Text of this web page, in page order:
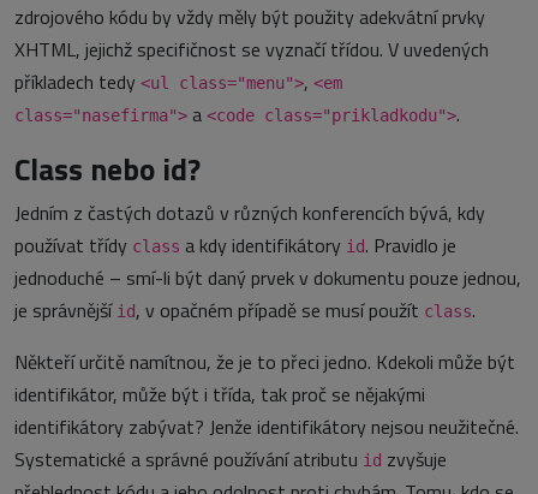
zdrojového kódu by vždy měly být použity adekvátní prvky
XHTML, jejichž specifičnost se vyznačí třídou. V uvedených
příkladech tedy <ul class="menu">, <em
class="nasefirma"> a <code class="prikladkodu">.
Class nebo id?
Jedním z častých dotazů v různých konferencích bývá, kdy
používat třídy class a kdy identifikátory id. Pravidlo je
jednoduché – smí-li být daný prvek v dokumentu pouze jednou,
je správnější id, v opačném případě se musí použít class.
Někteří určitě namítnou, že je to přeci jedno. Kdekoli může být
identifikátor, může být i třída, tak proč se nějakými
identifikátory zabývat? Jenže identifikátory nejsou neužitečné.
Systematické a správné používání atributu id zvyšuje